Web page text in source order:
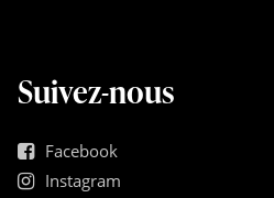
Suivez-nous
Facebook
Instagram